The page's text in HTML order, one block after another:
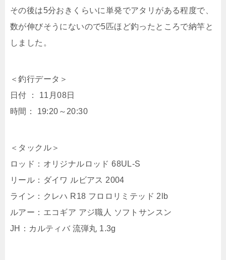
その後は5分おきくらいに単発でアタリがある程度で、
数が伸びそうにないので5匹ほど釣ったところで納竿と
しました。
＜釣行データ＞
日付 ： 11月08日
時間： 19:20～20:30
＜タックル＞
ロッド：オリジナルロッド 68UL-S
リール：ダイワ ルビアス 2004
ライン：クレハ R18 フロロリミテッド 2lb
ルアー：エコギア アジ職人 ソフトサンスン
JH：カルティバ 流弾丸 1.3g